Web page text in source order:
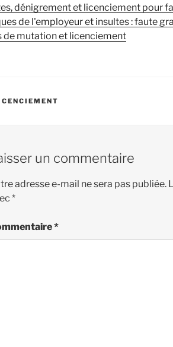
dénigrement et licenciement pour
de l'employeur et insultes : faute
de mutation et licenciement
un commentaire
adresse e-mail ne sera pas publiée.
*
*